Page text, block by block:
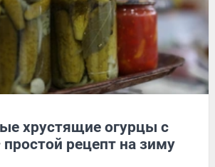
хрустящие огурцы с
рецепт на зиму